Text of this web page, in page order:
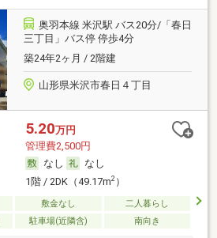
奥羽本線 米沢駅 バス20分/「春日
三丁目」バス停 停歩4分
築24年2ヶ月 / 2階建
山形県米沢市春日４丁目
5.20万円
管理費2,500円
なし
なし
1階 / 2DK（49.17m2）
敷金なし
二人暮らし
駐車場(近隣含) 南向き